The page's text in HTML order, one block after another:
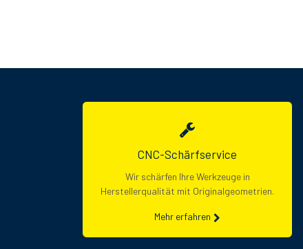
CNC-Schärfservice
Wir schärfen Ihre Werkzeuge in
Herstellerqualität mit Originalgeometrien.
Mehr erfahren